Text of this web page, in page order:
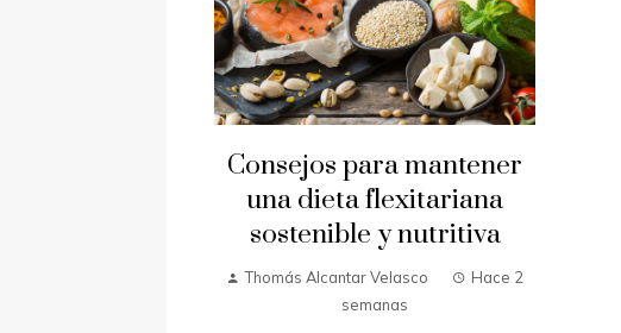
Consejos para mantener
una dieta flexitariana
sostenible y nutritiva
Thomás Alcantar Velasco
Hace 2
semanas